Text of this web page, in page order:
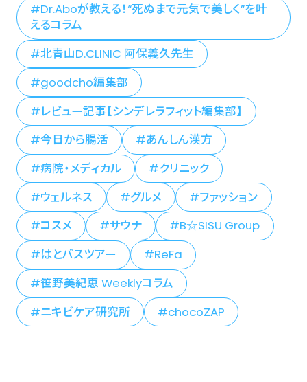
Dr.Aboが教える！“死ぬまで元気で美しく”を叶
えるコラム
北青山D.CLINIC 阿保義久先生
goodcho編集部
レビュー記事【シンデレラフィット編集部】
今日から腸活
あんしん漢方
病院・メディカル
クリニック
ウェルネス
グルメ
ファッション
コスメ
サウナ
B☆SISU Group
はとバスツアー
ReFa
笹野美紀恵 Weeklyコラム
ニキビケア研究所
chocoZAP